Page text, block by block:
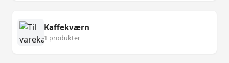
Kaffekværn
1 produkter